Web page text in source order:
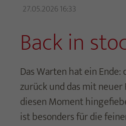
27.05.2026 16:33
Back in
Das Warten hat ein
zurück und das mit
diesen Moment
ist besonders für die